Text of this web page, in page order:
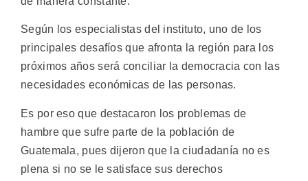
Según los especialistas del instituto, uno de los
principales desafíos que afronta la región para los
próximos años será conciliar la democracia con las
necesidades económicas de las personas.
Es por eso que destacaron los problemas de
hambre que sufre parte de la población de
Guatemala, pues dijeron que la ciudadanía no es
plena si no se le satisface sus derechos